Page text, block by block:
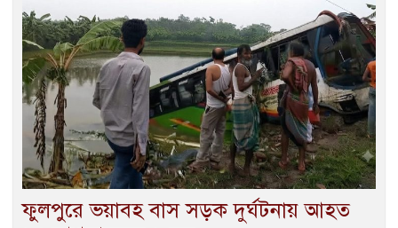
ফুলপুরে ভয়াবহ বাস সড়ক দুর্ঘটনায় আহত